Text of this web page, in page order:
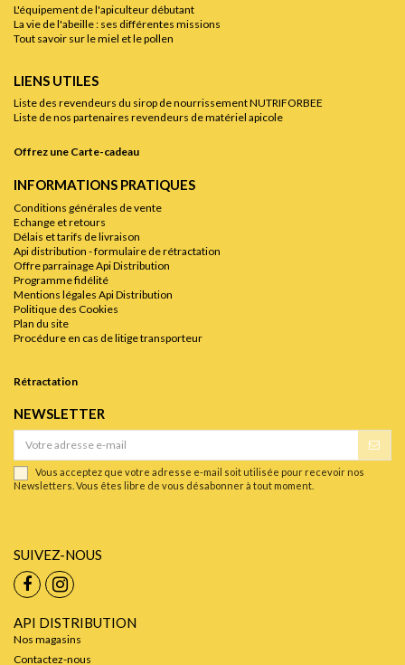
L'équipement de l'apiculteur débutant
La vie de l'abeille : ses différentes missions
Tout savoir sur le miel et le pollen
LIENS UTILES
Liste des revendeurs du sirop de nourrissement NUTRIFORBEE
Liste de nos partenaires revendeurs de matériel apicole
Offrez une Carte-cadeau
INFORMATIONS PRATIQUES
Conditions générales de vente
Echange et retours
Délais et tarifs de livraison
Api distribution - formulaire de rétractation
Offre parrainage Api Distribution
Programme fidélité
Mentions légales Api Distribution
Politique des Cookies
Plan du site
Procédure en cas de litige transporteur
Rétractation
NEWSLETTER
Vous acceptez que votre adresse e-mail soit utilisée pour recevoir nos
Newsletters. Vous êtes libre de vous désabonner à tout moment.
SUIVEZ-NOUS
API DISTRIBUTION
Nos magasins
Contactez-nous